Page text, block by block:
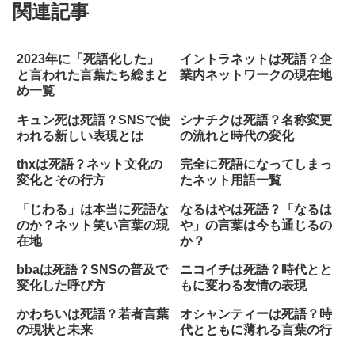
関連記事
2023年に「死語化した」
と言われた言葉たち総まと
め一覧
イントラネットは死語？企
業内ネットワークの現在地
キュン死は死語？SNSで使
われる新しい表現とは
シナチクは死語？名称変更
の流れと時代の変化
thxは死語？ネット文化の
変化とその行方
完全に死語になってしまっ
たネット用語一覧
「じわる」は本当に死語な
のか？ネット笑い言葉の現
在地
なるはやは死語？「なるは
や」の言葉は今も通じるの
か？
bbaは死語？SNSの普及で
変化した呼び方
ニコイチは死語？時代とと
もに変わる友情の表現
かわちいは死語？若者言葉
の現状と未来
オシャンティーは死語？時
代とともに薄れる言葉の行